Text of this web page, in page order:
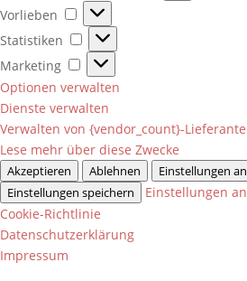
Vorlieben
Vorlieben
Statistiken
Statistiken
Marketing
Marketing
Optionen verwalten
Dienste verwalten
Verwalten von {vendor_count}-
Lese mehr über diese Zwecke
Akzeptieren Ablehnen
Einstellungen
Einstellungen speichern
Einstellungen
Cookie-Richtlinie
Datenschutzerklärung
Impressum